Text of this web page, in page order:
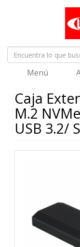
Menú
Caja
M.2
USB 3.2/